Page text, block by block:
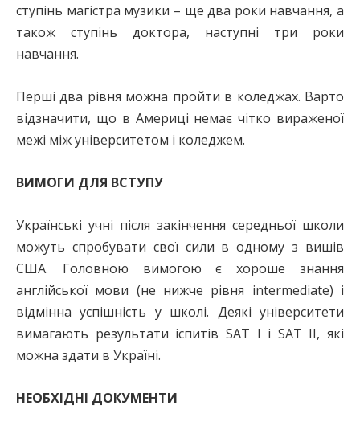
ступінь магістра музики – ще два роки навчання, а
також ступінь доктора, наступні три роки
навчання.
Перші два рівня можна пройти в коледжах. Варто
відзначити, що в Америці немає чітко вираженої
межі між університетом і коледжем.
ВИМОГИ ДЛЯ ВСТУПУ
Українські учні після закінчення середньої школи
можуть спробувати свої сили в одному з вишів
США. Головною вимогою є хороше знання
англійської мови (не нижче рівня intermediate) і
відмінна успішність у школі. Деякі університети
вимагають результати іспитів SAT I і SAT II, які
можна здати в Україні.
НЕОБХІДНІ ДОКУМЕНТИ